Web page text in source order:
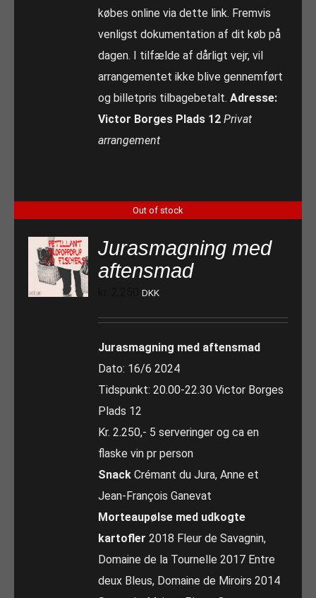
købes online via dette link. Fremvis
venligst dokumentation af dit køb på
dagen. I tilfælde af dårligt vejr, vil
arrangementet ikke blive gennemført
og billetpris tilbagebetalt.Adresse:
Victor Borges Plads 12 Privat
arrangement
Out of stock
Jurasmagning med
aftensmad
DKK
Jurasmagning med aftensmad
Dato: 16/6 2024
Tidspunkt: 20.00-22.30 Victor Borges
Plads 12
Kr. 2.250,- 5 serveringer og ca en
flaske vin pr person
SnackCrémant du Jura, Anne et
Jean-François Ganevat
Morteaupølse med udkogte
kartofler 2018 Fleur de Savagnin,
Domaine de la Tournelle 2017 Entre
deux Bleus, Domaine de Miroirs 2014